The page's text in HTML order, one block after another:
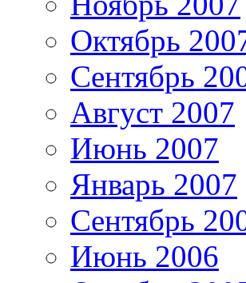
Октябрь
Сентябрь
Август 2007
Июнь 2007
Январь 2007
Сентябрь
Июнь 2006